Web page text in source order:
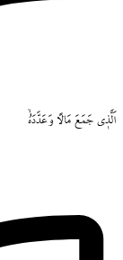
اَلَّذ۪ي جَمَعَ مَالاً وَعَدَّدَهُۙ